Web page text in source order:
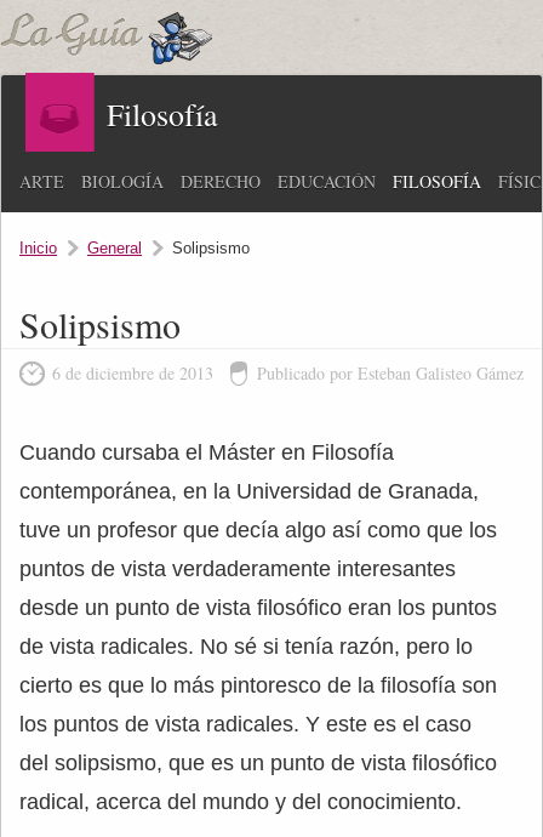
Filosofía
ARTE BIOLOGÍA DERECHO EDUCACIÓN FILOSOFÍA
Inicio General Solipsismo
Solipsismo
6 de diciembre de 2013 Publicado por Esteban Galisteo Gámez
Cuando cursaba el Máster en Filosofía
contemporánea, en la Universidad de Granada,
tuve un profesor que decía algo así como que los
puntos de vista verdaderamente interesantes
desde un punto de vista filosófico eran los puntos
de vista radicales. No sé si tenía razón, pero lo
cierto es que lo más pintoresco de la filosofía son
los puntos de vista radicales. Y este es el caso
del solipsismo, que es un punto de vista filosófico
radical, acerca del mundo y del conocimiento.